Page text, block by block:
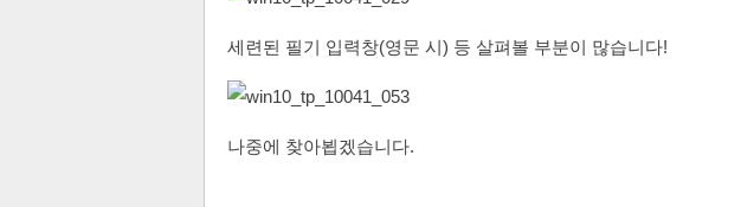
세련된 필기 입력창(영문 시) 등 살펴볼 부분이 많습니다!
나중에 찾아뵙겠습니다.